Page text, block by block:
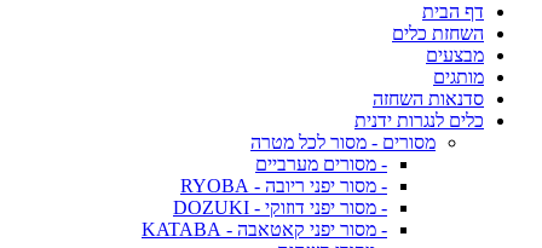
דף הבית
השחזת כלים
מבצעים
מותגים
סדנאות השחזה
כלים לנגרות ידנית
מסורים - מסור לכל מטרה
- מסורים מערביים
- מסור יפני ריובה - RYOBA
- מסור יפני דוזוקי - DOZUKI
- מסור יפני קאטאבה - KATABA